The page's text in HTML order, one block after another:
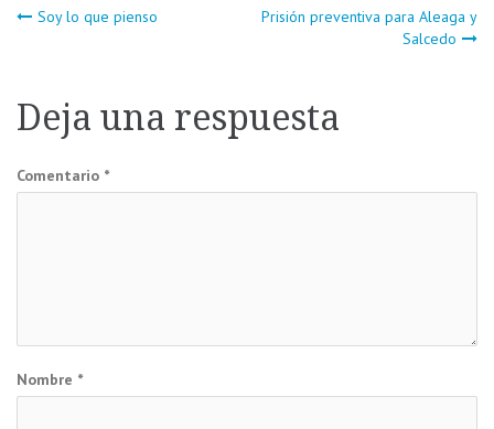
Navegación
entradas
Soy lo que pienso
Prisión preventiva para Aleaga y
Salcedo
Deja una respuesta
Comentario *
Nombre *